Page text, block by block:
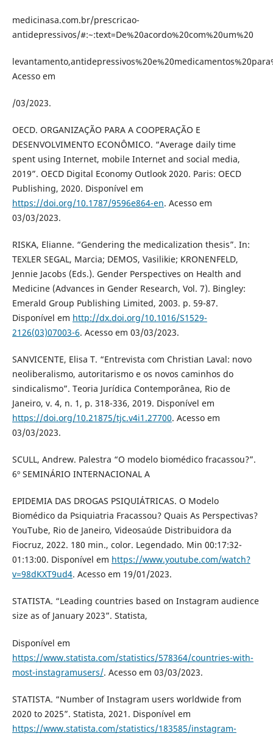
medicinasa.com.br/prescricao-
antidepressivos/#:~:text=De%20acordo%20com%20um%20
Acesso em
/03/2023.
OECD. ORGANIZAÇÃO PARA A COOPERAÇÃO E
DESENVOLVIMENTO ECONÔMICO. “Average daily time
spent using Internet, mobile Internet and social media,
2019”. OECD Digital Economy Outlook 2020. Paris: OECD
Publishing, 2020. Disponível em
https://doi.org/10.1787/9596e864-en. Acesso em
03/03/2023.
RISKA, Elianne. “Gendering the medicalization thesis”. In:
TEXLER SEGAL, Marcia; DEMOS, Vasilikie; KRONENFELD,
Jennie Jacobs (Eds.). Gender Perspectives on Health and
Medicine (Advances in Gender Research, Vol. 7). Bingley:
Emerald Group Publishing Limited, 2003. p. 59-87.
Disponível em http://dx.doi.org/10.1016/S1529-
2126(03)07003-6. Acesso em 03/03/2023.
SANVICENTE, Elisa T. “Entrevista com Christian Laval: novo
neoliberalismo, autoritarismo e os novos caminhos do
sindicalismo”. Teoria Jurídica Contemporânea, Rio de
Janeiro, v. 4, n. 1, p. 318-336, 2019. Disponível em
https://doi.org/10.21875/tjc.v4i1.27700. Acesso em
03/03/2023.
SCULL, Andrew. Palestra “O modelo biomédico fracassou?”.
6º SEMINÁRIO INTERNACIONAL A
EPIDEMIA DAS DROGAS PSIQUIÁTRICAS. O Modelo
Biomédico da Psiquiatria Fracassou? Quais As Perspectivas?
YouTube, Rio de Janeiro, Videosaúde Distribuidora da
Fiocruz, 2022. 180 min., color. Legendado. Min 00:17:32-
01:13:00. Disponível em https://www.youtube.com/watch?
v=98dKXT9ud4. Acesso em 19/01/2023.
STATISTA. “Leading countries based on Instagram audience
size as of January 2023”. Statista,
Disponível em
https://www.statista.com/statistics/578364/countries-with-
most-instagramusers/. Acesso em 03/03/2023.
STATISTA. “Number of Instagram users worldwide from
2020 to 2025”. Statista, 2021. Disponível em
https://www.statista.com/statistics/183585/instagram-